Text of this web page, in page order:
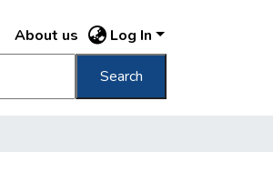
About us Log In
Search